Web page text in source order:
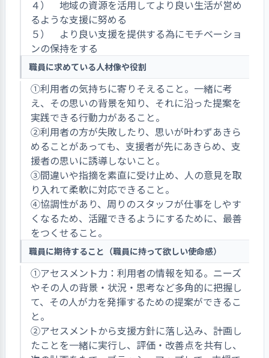
４） 地域の資源を活用してより良い生活が営め
るような支援に努める
５） より良い支援を提供する為にモチベーショ
ンの保持をする
職員に求めている人材像や役割
①利用者の気持ちに寄りそえること。一緒に考
え、その思いの背景を知り、それに沿った提案を
実践できる行動力があること。
②利用者の方が失敗したり、思いが叶わずあきら
めることがあっても、支援者が先にあきらめ、支
援者の思いに誘導しないこと。
③間違いや指摘を素直に受け止め、人の意見を取
り入れて柔軟に対応できること。
④協調性があり、周りのスタッフが仕事をしやす
くなるため、活躍できるようにするために、最善
をつくせること。
職員に期待すること（職員に持って欲しい使命感）
①アセスメント力：利用者の情報を知る。ニーズ
やその人の背景・状況・思考など多角的に把握し
て、その人が力を発揮するための提案ができるこ
と。
②アセスメントから支援方針に落し込み、計画し
たことを一緒に実行し、評価・改善点を共有し、